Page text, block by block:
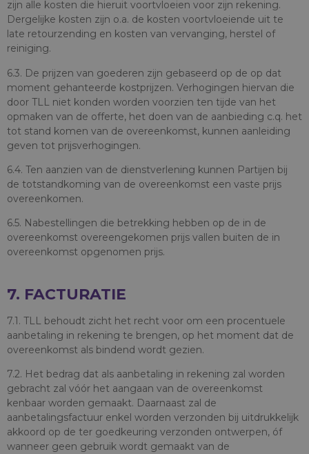
zijn alle kosten die hieruit voortvloeien voor zijn rekening.
Dergelijke kosten zijn o.a. de kosten voortvloeiende uit te
late retourzending en kosten van vervanging, herstel of
reiniging.
6.3. De prijzen van goederen zijn gebaseerd op de op dat
moment gehanteerde kostprijzen. Verhogingen hiervan die
door TLL niet konden worden voorzien ten tijde van het
opmaken van de offerte, het doen van de aanbieding c.q. het
tot stand komen van de overeenkomst, kunnen aanleiding
geven tot prijsverhogingen.
6.4. Ten aanzien van de dienstverlening kunnen Partijen bij
de totstandkoming van de overeenkomst een vaste prijs
overeenkomen.
6.5. Nabestellingen die betrekking hebben op de in de
overeenkomst overeengekomen prijs vallen buiten de in
overeenkomst opgenomen prijs.
7. FACTURATIE
7.1. TLL behoudt zicht het recht voor om een procentuele
aanbetaling in rekening te brengen, op het moment dat de
overeenkomst als bindend wordt gezien.
7.2. Het bedrag dat als aanbetaling in rekening zal worden
gebracht zal vóór het aangaan van de overeenkomst
kenbaar worden gemaakt. Daarnaast zal de
aanbetalingsfactuur enkel worden verzonden bij uitdrukkelijk
akkoord op de ter goedkeuring verzonden ontwerpen, óf
wanneer geen gebruik wordt gemaakt van de